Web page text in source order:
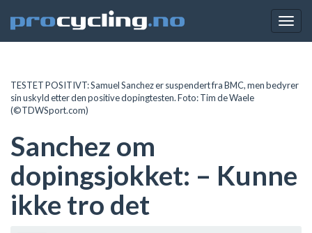
TESTET POSITIVT: Samuel Sanchez er suspendert fra BMC, men bedyrer
sin uskyld etter den positive dopingtesten. Foto: Tim de Waele
(©TDWSport.com)
Sanchez om
dopingsjokket: – Kunne
ikke tro det